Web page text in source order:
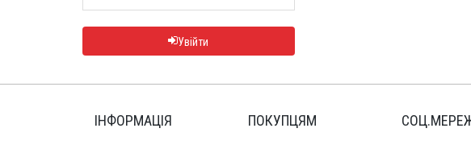
Увійти
ІНФОРМАЦІЯ ПОКУПЦЯМ